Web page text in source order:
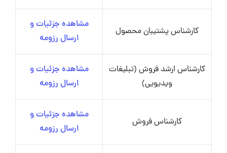
کارشناس پشتیبان محصول
مشاهده جزئیات و
ارسال رزومه
کارشناس ارشد فروش (تبلیغات
ویدیویی)
مشاهده جزئیات و
ارسال رزومه
کارشناس فروش
مشاهده جزئیات و
ارسال رزومه